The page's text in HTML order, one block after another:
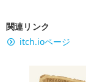
関連リンク
itch.ioページ